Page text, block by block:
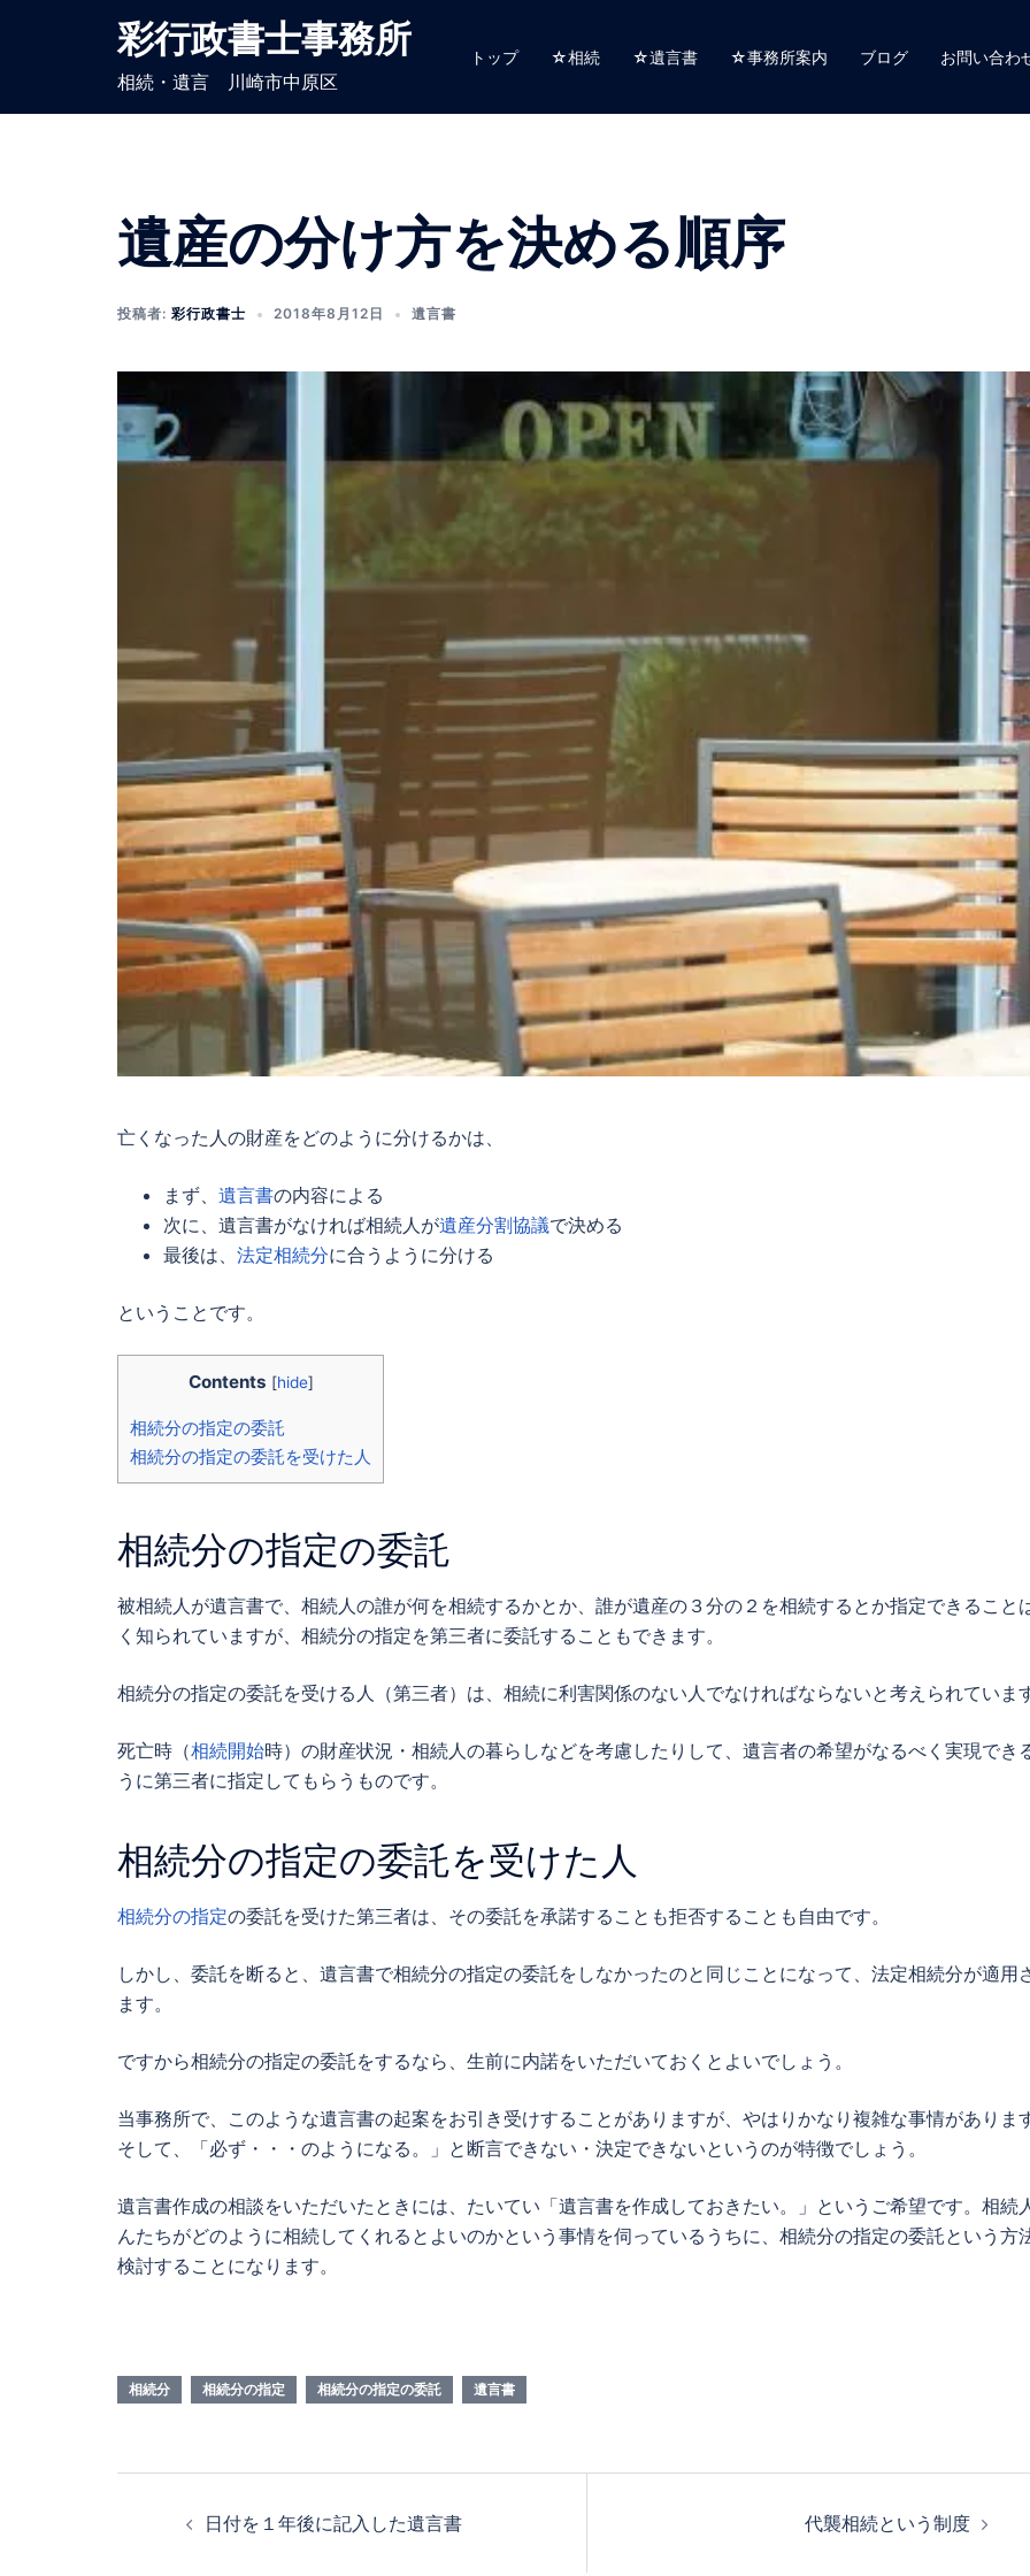
彩行政書士事務所
相続・遺言 川崎市中原区
トップ ☆相続 ☆遺言書 ☆事務所案内 ブログ お問い合わ
遺産の分け方を決める順序
投稿者: 彩行政書士 2018年8月12日 遺言書
亡くなった人の財産をどのように分けるかは、
まず、 遺言書の内容による
次に、遺言書がなければ相続人が遺産分割協議で決める
最後は、 法定相続分に合うように分ける
ということです。
Contents [hide]
相続分の指定の委託
相続分の指定の委託を受けた人
相続分の指定の委託
被相続人が遺言書で、相続人の誰が何を相続するかとか、誰が遺産の３分の２を相続するとか指定できること
く知られていますが、相続分の指定を第三者に委託することもできます。
相続分の指定の委託を受ける人（第三者）は、相続に利害関係のない人でなければならないと考えられています
死亡時（相続開始時）の財産状況・相続人の暮らしなどを考慮したりして、遺言者の希望がなるべく実現でき
うに第三者に指定してもらうものです。
相続分の指定の委託を受けた人
相続分の指定の委託を受けた第三者は、その委託を承諾することも拒否することも自由です。
しかし、委託を断ると、遺言書で相続分の指定の委託をしなかったのと同じことになって、法定相続分が適用
ます。
ですから相続分の指定の委託をするなら、生前に内諾をいただいておくとよいでしょう。
当事務所で、このような遺言書の起案をお引き受けすることがありますが、やはりかなり複雑な事情があります
そして、「必ず・・・のようになる。」と断言できない・決定できないというのが特徴でしょう。
遺言書作成の相談をいただいたときには、たいてい「遺言書を作成しておきたい。」というご希望です。相続
んたちがどのように相続してくれるとよいのかという事情を伺っているうちに、相続分の指定の委託という方
検討することになります。
相続分 相続分の指定 相続分の指定の委託 遺言書
日付を１年後に記入した遺言書 代襲相続という制度